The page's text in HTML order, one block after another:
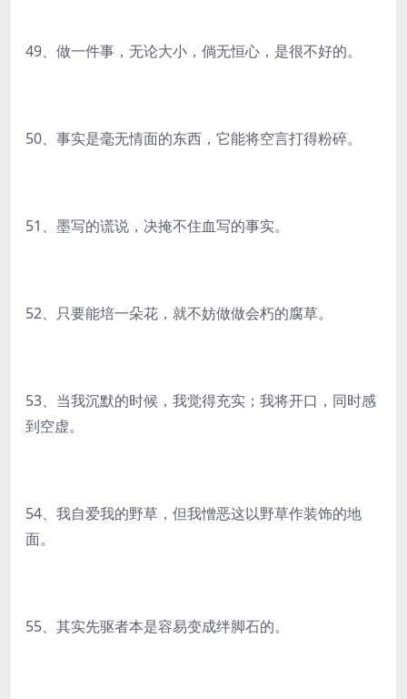
49、做一件事，无论大小，倘无恒心，是很不好的。
50、事实是毫无情面的东西，它能将空言打得粉碎。
51、墨写的谎说，决掩不住血写的事实。
52、只要能培一朵花，就不妨做做会朽的腐草。
53、当我沉默的时候，我觉得充实；我将开口，同时感
到空虚。
54、我自爱我的野草，但我憎恶这以野草作装饰的地
面。
55、其实先驱者本是容易变成绊脚石的。